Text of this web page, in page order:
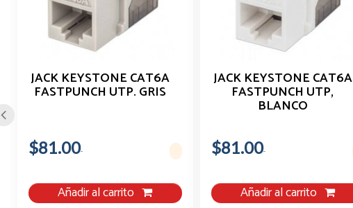
JACK KEYSTONE CAT6A
FASTPUNCH UTP. GRIS
$81.00
Añadir al carrito
JACK KEYSTONE CAT6A
FASTPUNCH UTP,
BLANCO
$81.00
Añadir al carrito